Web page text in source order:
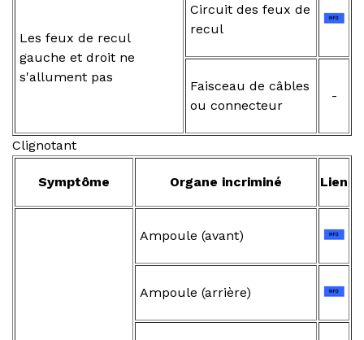
Les feux de recul
gauche et droit ne
s'allument pas
Circuit des feux de
recul
Faisceau de câbles
ou connecteur
-
Clignotant
Symptôme Organe incriminé Lien
Ampoule (avant)
Ampoule (arrière)